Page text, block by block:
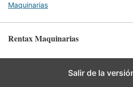
Maquinarias
Rentax Maquinarias
Salir de la